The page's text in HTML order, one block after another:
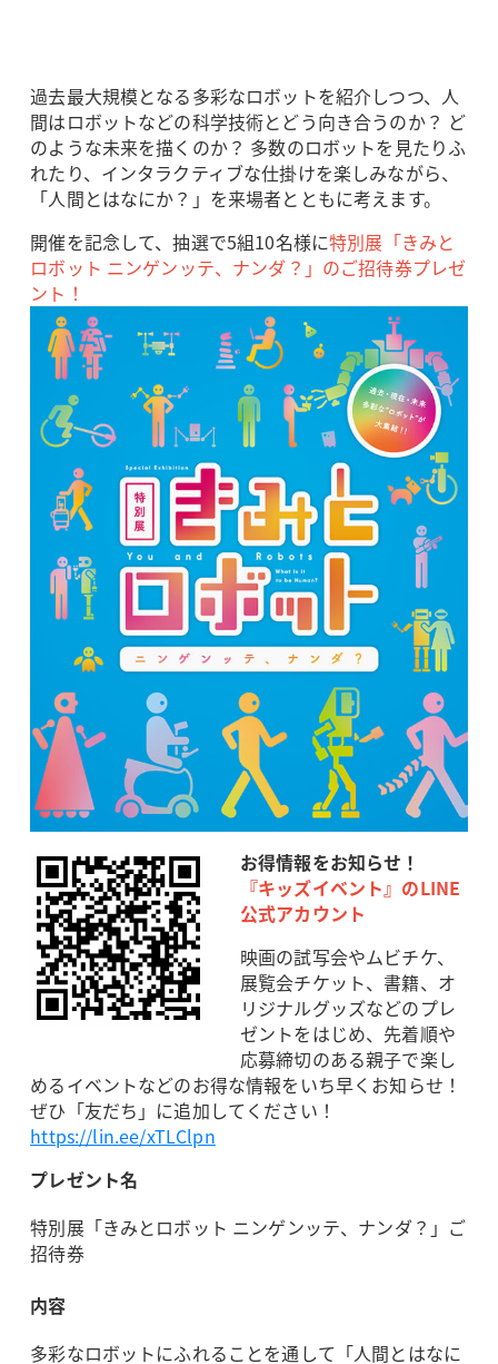
過去最大規模となる多彩なロボットを紹介しつつ、人
間はロボットなどの科学技術とどう向き合うのか？ ど
のような未来を描くのか？ 多数のロボットを見たりふ
れたり、インタラクティブな仕掛けを楽しみながら、
「人間とはなにか？」を来場者とともに考えます。
開催を記念して、抽選で5組10名様に特別展「きみと
ロボット ニンゲンッテ、ナンダ？」のご招待券プレゼ
ント！
お得情報をお知らせ！
『キッズイベント』のLINE
公式アカウント
映画の試写会やムビチケ、
展覧会チケット、書籍、オ
リジナルグッズなどのプレ
ゼントをはじめ、先着順や
応募締切のある親子で楽し
めるイベントなどのお得な情報をいち早くお知らせ！
ぜひ「友だち」に追加してください！
https://lin.ee/xTLClpn
プレゼント名
特別展「きみとロボット ニンゲンッテ、ナンダ？」ご
招待券
内容
多彩なロボットにふれることを通して「人間とはなに